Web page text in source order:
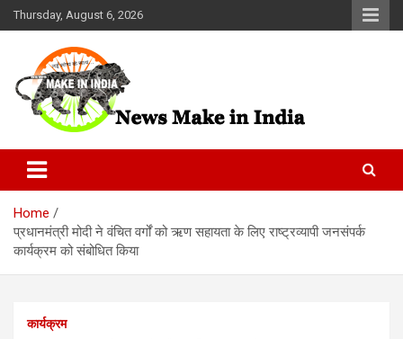
Skip
to
Thursday, August 6, 2026
News Make In india
Home
प्रधानमंत्री मोदी ने वंचित वर्गों को ऋण सहायता के लिए राष्ट्रव्यापी जनसंपर्क
कार्यक्रम को संबोधित किया
कार्यक्रम